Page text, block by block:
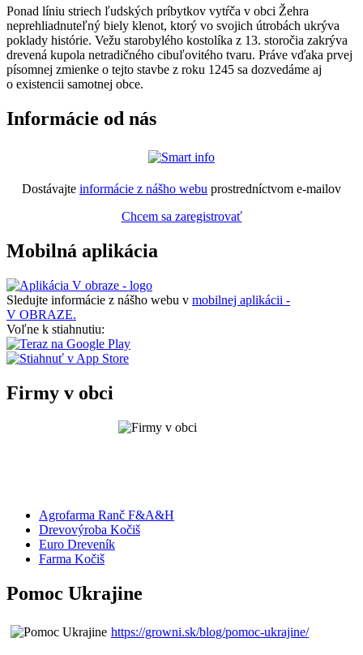
Ponad líniu striech ľudských príbytkov vytŕča v obci Žehra
neprehliadnuteľný biely klenot, ktorý vo svojich útrobách ukrýva
poklady histórie. Vežu starobylého kostolíka z 13. storočia zakrýva
drevená kupola netradičného cibuľovitého tvaru. Práve vďaka prvej
písomnej zmienke o tejto stavbe z roku 1245 sa dozvedáme aj
o existencii samotnej obce.
Informácie od nás
Dostávajte informácie z nášho webu prostredníctvom e-mailov
Chcem sa zaregistrovať
Mobilná aplikácia
Sledujte informácie z nášho webu v mobilnej aplikácii -
V OBRAZE.
Voľne k stiahnutiu:
Firmy v obci
Agrofarma Ranč F&A&H
Drevovýroba Kočiš
Euro Dreveník
Farma Kočiš
Pomoc Ukrajine
https://growni.sk/blog/pomoc-ukrajine/